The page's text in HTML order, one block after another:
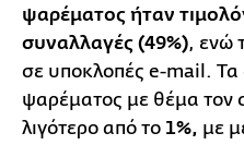
ψαρέματος ήταν
συναλλαγές (49%), ενώ
σε υποκλοπές e-mail. Τα
ψαρέματος με θέμα τον
λιγότερο από το 1%, με